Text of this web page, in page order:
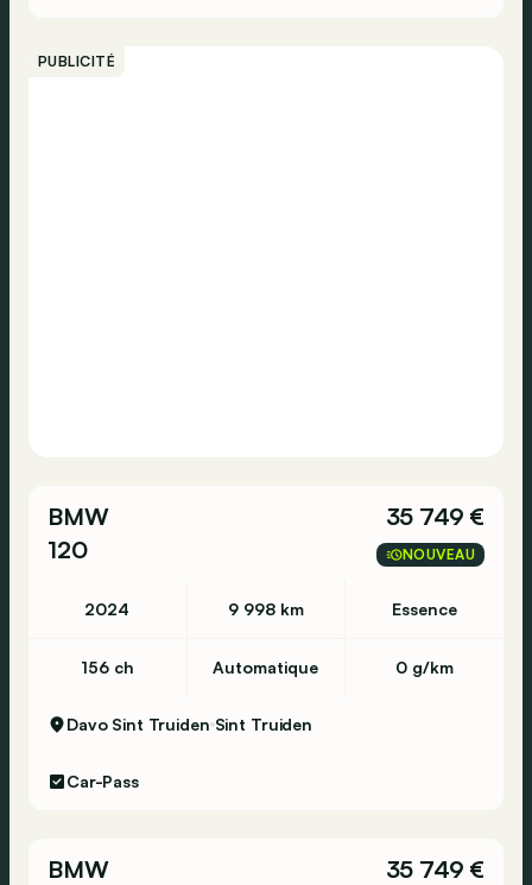
PUBLICITÉ
BMW
120
35 749 €
NOUVEAU
2024 9 998 km Essence
156 ch Automatique 0 g/km
Davo Sint Truiden Sint Truiden
Car-Pass
BMW
35 749 €